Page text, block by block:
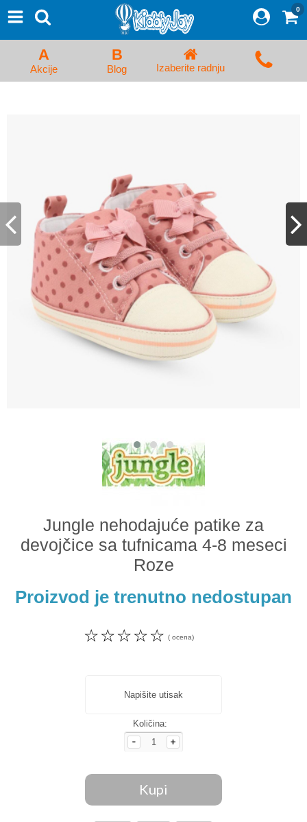
Proizvodi
Početna Prijava/Registracija
Kolica za bebe i dečija kolica
Kadice, noše i adapteri
Hranilice, flašice i cucle
Monitori, Ogradice i tricikli
Posteljine, vrećice i baldahini
Odeća i obuća
Igračke za bebe i decu
0
A
Akcije
B
Blog Izaberite radnju
Jungle nehodajuće patike za
devojčice sa tufnicama 4-8 meseci
Roze
Proizvod je trenutno nedostupan
☆
☆
☆
☆
☆ ( ocena)
Napišite utisak
Količina: